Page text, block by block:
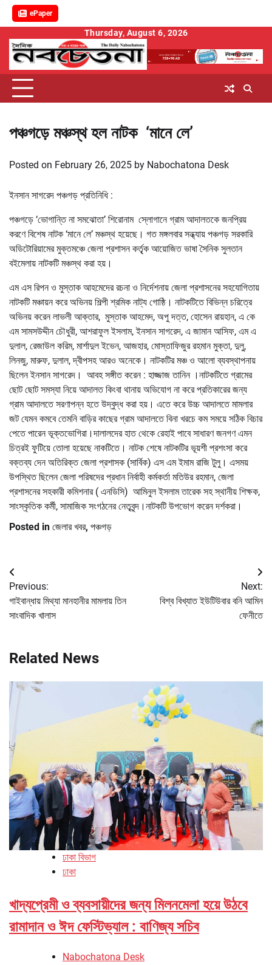
ePaper
content
Thursday, August 6, 2026
পঞ্চগড়ে মঞ্চস্থ হল নাটক ‘মানে লে’
Posted on February 26, 2025 by Nabochatona Desk
ইনসান সাগরেদ পঞ্চগড় প্রতিনিধি :
পঞ্চগড়ে ‘ভোগান্তি না সমঝোতা’ শিরোনাম স্লোগানে গ্রাম আদালতকে জনপ্রিয়
করণে বিশেষ নাটক ‘মানে লে’ মঞ্চস্থ হয়েছে। গত মঙ্গলবার সন্ধ্যায় পঞ্চগড় সরকারি
অডিটোরিয়ামের মুক্তমঞ্চে জেলা প্রশাসন কর্তৃৃক আয়োজিত ভাষা সৈনিক সুলতান
বইমেলায় নাটকটি মঞ্চস্থ করা হয়।
এম এস রিপন ও মুস্তাক আহমেদের রচনা ও নির্দেশনায় জেলা প্রশাসনের সহযোগিতায়
নাটকটি মঞ্চায়ন করে অভিনয় শিল্পী শ্রমিক নাট্য গোষ্ঠি। নাটকটিতে বিভিন্ন চরিত্রে
অভিনয় করেন লাভলী আক্তার, মুস্তাক আহমেদ, অপু দত্ত, হোসেন রায়হান, এ কে
এম সামসউদ্দীন চৌধুরী, আশরাফুল ইসলাম, ইনসান সাগরেদ, এ জামান আসিফ, এম এ
দুলাল, রেজাউল করিম, মার্শাদুল ইভেন, আজহার, মোস্তাফিজুর রহমান মুক্তা, দুলু,
লিনজু, মারুফ, দুলাল, দ্বীপসহ আরও অনেকে। নাটকটির মঞ্চ ও আলো ব্যবস্থাপনায়
ছিলেন ইনসান সাগরেদ। আবহ সঙ্গীত করেন : হাজ্জাজ তানিন ।নাটকটিতে গ্রামের
ছোট ছোট সমস্যা নিয়ে আদালত কিংবা থানায় অভিযোগ না করে প্রতিকারের জন্য
গ্রাম আদালতে সরণাপন্ন হতে উদ্বুদ্ধ করা হয়। এতে করে উচ্চ আদালতে মামলার
জট যেমন কমবে তেমনি বাড়ির কাছের গ্রাম আদালতে বিনা খরচে কম সময়ে সঠিক বিচার
পেতে পারেন ভূক্তভোগিরা।দালালদের হাত থেকে রেহাই পাবে সাধারণ জনগণ এমন
চিত্রই ফুটিয়ে তোলা হয়েছে নাকটিতে। নাটক শেষে নাটকটির ভূয়শী প্রশংসা করে
বক্তব্য দেন অতিরিক্ত জেলা প্রশাসক (সার্বিক) এস এম ইমাম রাজি টুলু। এসময়
উপস্থিত ছিলেন জেলা পরিষদের প্রধান নির্বাহী কর্মকর্তা মতিউর রহমান, জেলা
প্রশাসনের সহকারী কমিশনার ( এনডিসি) আমিনুল ইসলাম তারেক সহ স্থানীয় শিক্ষক,
সাংস্কৃতিক কর্মী, সামাজিক সংগঠনের নেতৃবৃন্দ।নাটকটি উপভোগ করেন দর্শকরা।
Posted in জেলার খবর, পঞ্চগড়
Post
navigation
Previous:
গাইবান্ধায় মিথ্যা মানহানীর মামলায় তিন
সাংবাদিক খালাস
Next:
বিশ্ব বিখ্যাত ইউটিউবার বনি আমিন
ফেনীতে
Related News
ঢাকা বিভাগ
ঢাকা
খাদ্যপ্রেমী ও ব্যবসায়ীদের জন্য মিলনমেলা হয়ে উঠবে
রামাদান ও ঈদ ফেস্টিভ্যাল : বাণিজ্য সচিব
Nabochatona Desk